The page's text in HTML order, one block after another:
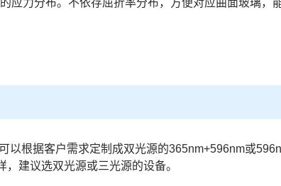
应力分布。不依存屈折率分布，方便对应曲面玻璃，
根据客户需求定制成双光源的365nm+596nm或
建议选双光源或三光源的设备。